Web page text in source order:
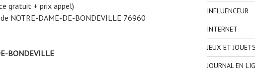
gratuit + prix appel)
de NOTRE-DAME-DE-BONDEVILLE 76960
BONDEVILLE
INFLUENCEUR
INTERNET
JEUX ET JOUETS
JOURNAL EN